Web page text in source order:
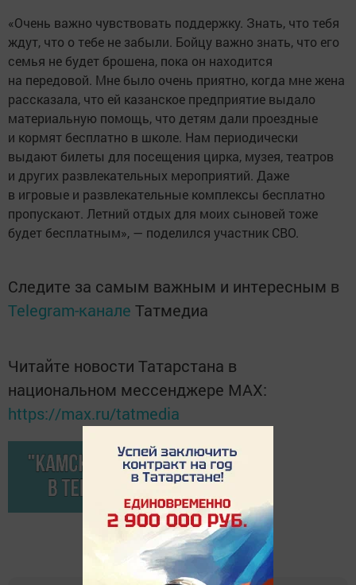
«Очень важно чувствовать поддержку. Знать, что тебя
ждут, что о тебе не забыли. Бойцу важно знать, что его
семья не будет брошена, пока он находится
на передовой. Мне было очень приятно, когда мне жена
рассказала, что ей казанское предприятие выдало
материальную помощь, что детям дали проездные
и кормят бесплатно в школе. Нам периодически
выдают билеты для посещения цирка, музея, театров
и других развлекательных мероприятий. Даже
в игровые и развлекательные комплексы бесплатно
пропускают. Летний отдых для моих сыновей тоже
будет бесплатным», — поделился участник СВО.
Следите за самым важным и интересным в
Telegram-канале Татмедиа
Читайте новости Татарстана в
национальном мессенджере MАХ:
https://max.ru/tatmedia